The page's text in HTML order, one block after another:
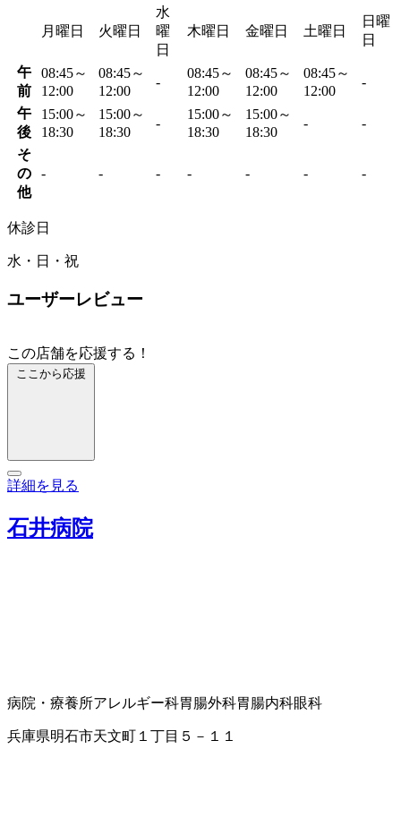
月曜日 火曜日
水
曜
日
木曜日 金曜日 土曜日
日曜
日
午
前
08:45～
12:00
08:45～
12:00
-
08:45～
12:00
08:45～
12:00
08:45～
12:00
-
午
後
15:00～
18:30
15:00～
18:30
-
15:00～
18:30
15:00～
18:30
- -
そ
の
他
- - - - - - -
休診日
水・日・祝
ユーザーレビュー
この店舗を応援する！
ここから応援
詳細を見る
石井病院
病院・療養所アレルギー科胃腸外科胃腸内科眼科
兵庫県明石市天文町１丁目５－１１